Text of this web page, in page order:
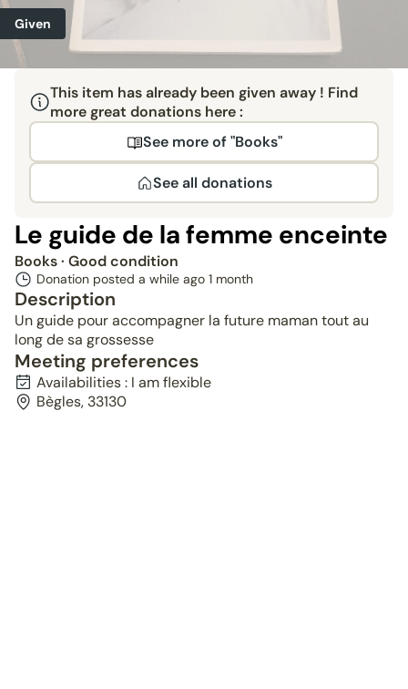
Given
This item has already been given away ! Find
more great donations here :
See more of "Books"
See all donations
Le guide de la femme enceinte
Books· Good condition
Donation posted a while ago 1 month
Description
Un guide pour accompagner la future maman tout au
long de sa grossesse
Meeting preferences
Availabilities : I am flexible
Bègles, 33130